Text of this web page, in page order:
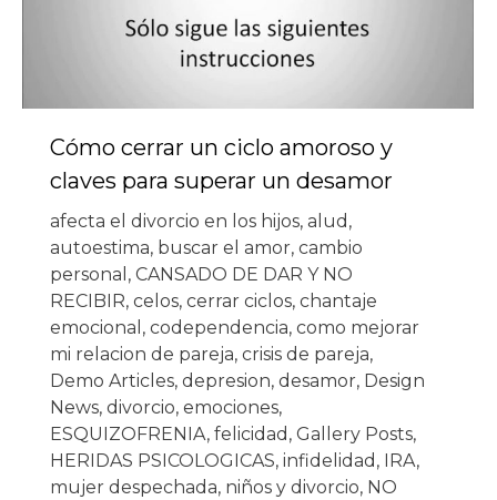
Cómo cerrar un ciclo amoroso y
claves para superar un desamor
afecta el divorcio en los hijos, alud ,
autoestima, buscar el amor, cambio
personal , CANSADO DE DAR Y NO
RECIBIR, celos, cerrar ciclos, chantaje
emocional , codependencia, como mejorar
mi relacion de pareja, crisis de pareja,
Demo Articles, depresion, desamor, Design
News, divorcio, emociones,
ESQUIZOFRENIA, felicidad , Gallery Posts,
HERIDAS PSICOLOGICAS, infidelidad , IRA,
mujer despechada, niños y divorcio, NO